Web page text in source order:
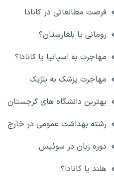
فرصت مطالعاتی در کانادا
رومانی یا بلغارستان؟
مهاجرت به اسپانیا یا کانادا؟
مهاجرت پزشک به بلژیک
بهترین دانشگاه های گرجستان
رشته بهداشت عمومی در خارج
دوره زبان در سوئیس
هلند یا کانادا؟